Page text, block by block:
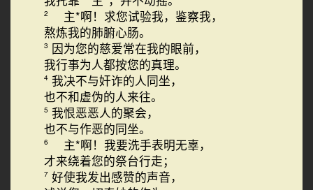
2
主*啊！求您试验我，鉴察我，
熬炼我的肺腑心肠。
3 因为您的慈爱常在我的眼前，
我行事为人都按您的真理。
4 我决不与奸诈的人同坐，
也不和虚伪的人来往。
5 我恨恶恶人的聚会，
也不与作恶的同坐。
6
主*啊！我要洗手表明无辜，
才来绕着您的祭台行走；
7 好使我发出感赞的声音，